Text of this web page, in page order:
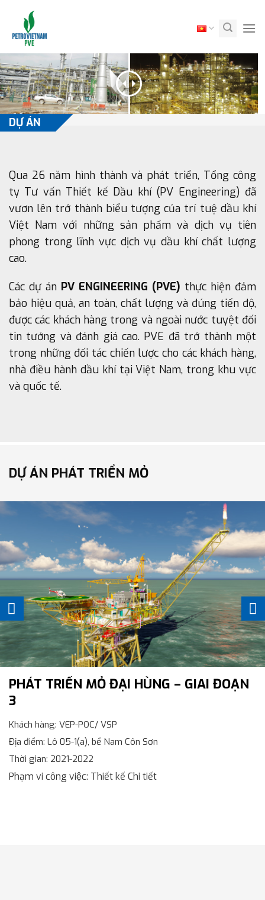
content
DỰ ÁN
Qua 26 năm hình thành và phát triển, Tổng công
ty Tư vấn Thiết kế Dầu khí (PV Engineering) đã
vươn lên trở thành biểu tượng của trí tuệ dầu khí
Việt Nam với những sản phẩm và dịch vụ tiên
phong trong lĩnh vực dịch vụ dầu khí chất lượng
cao.
Các dự án PV ENGINEERING (PVE) thực hiện đảm
bảo hiệu quả, an toàn, chất lượng và đúng tiến độ,
được các khách hàng trong và ngoài nước tuyệt đối
tin tưởng và đánh giá cao. PVE đã trở thành một
trong những đối tác chiến lược cho các khách hàng,
nhà điều hành dầu khí tại Việt Nam, trong khu vực
và quốc tế.
DỰ ÁN PHÁT TRIỂN MỎ
PHÁT TRIỂN MỎ ĐẠI HÙNG – GIAI ĐOẠN
3
Khách hàng: VEP-POC/ VSP
Địa điểm: Lô 05-1(a), bể Nam Côn Sơn
Thời gian: 2021-2022
Phạm vi công việc: Thiết kế Chi tiết